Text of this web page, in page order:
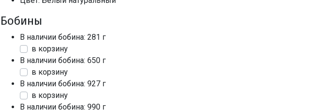
Бобины
В наличии бобина: 281 г
в корзину
В наличии бобина: 650 г
в корзину
В наличии бобина: 927 г
в корзину
В наличии бобина: 990 г